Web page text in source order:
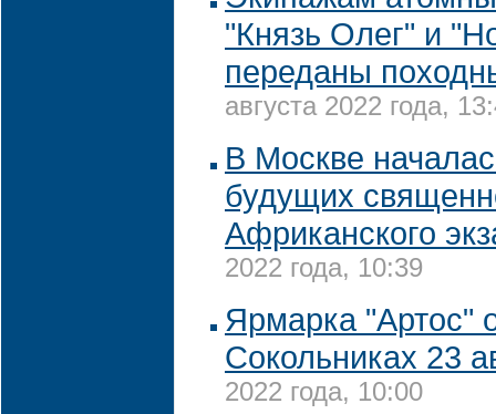
"Князь Олег" и
переданы
августа 2022 года,
В Москве
будущих
Африканского
2022 года, 10:39
Ярмарка "Артос"
Сокольниках 23
2022 года, 10:00